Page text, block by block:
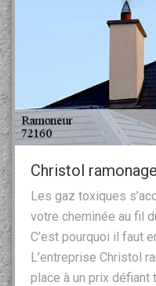
Christol
Les gaz toxiques
votre cheminée au fil
C’est pourquoi il faut
L’entreprise Christol
place à un prix défiant